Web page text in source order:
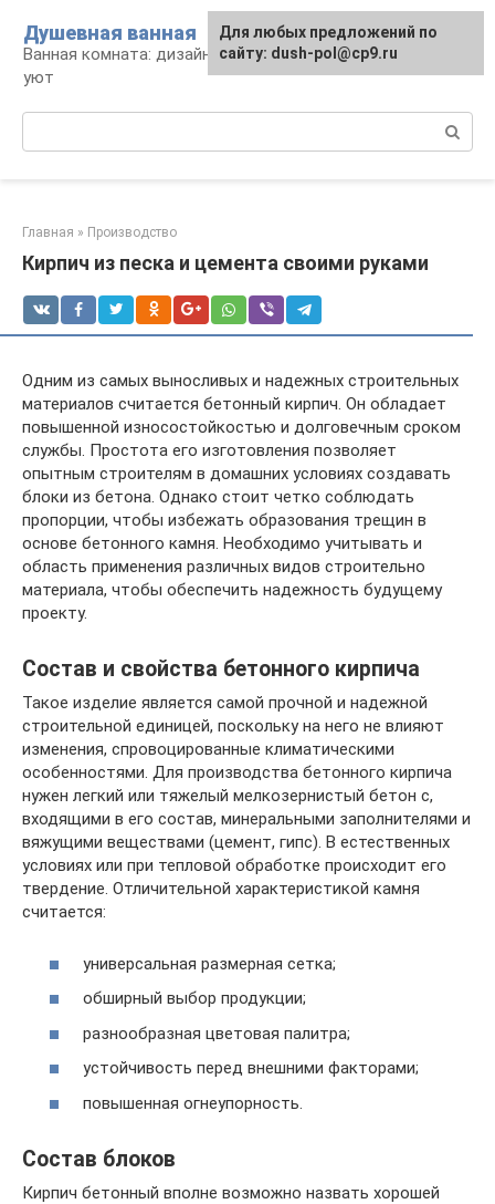
контенту
Душевная ванная
Ванная комната: дизайн, саноборудование,
уют
Главная » Производство
Кирпич из песка и цемента своими руками
Одним из самых выносливых и надежных строительных
материалов считается бетонный кирпич. Он обладает
повышенной износостойкостью и долговечным сроком
службы. Простота его изготовления позволяет
опытным строителям в домашних условиях создавать
блоки из бетона. Однако стоит четко соблюдать
пропорции, чтобы избежать образования трещин в
основе бетонного камня. Необходимо учитывать и
область применения различных видов строительно
материала, чтобы обеспечить надежность будущему
проекту.
Состав и свойства бетонного кирпича
Такое изделие является самой прочной и надежной
строительной единицей, поскольку на него не влияют
изменения, спровоцированные климатическими
особенностями. Для производства бетонного кирпича
нужен легкий или тяжелый мелкозернистый бетон с,
входящими в его состав, минеральными заполнителями и
вяжущими веществами (цемент, гипс). В естественных
условиях или при тепловой обработке происходит его
твердение. Отличительной характеристикой камня
считается:
универсальная размерная сетка;
обширный выбор продукции;
разнообразная цветовая палитра;
устойчивость перед внешними факторами;
повышенная огнеупорность.
Состав блоков
Кирпич бетонный вполне возможно назвать хорошей
Для любых предложений по
сайту: dush-pol@cp9.ru